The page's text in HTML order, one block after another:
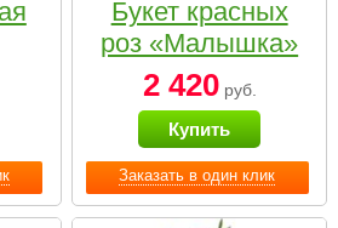
Заказать в один клик
Букет красных
роз «Малышка»
2 420руб.
Купить